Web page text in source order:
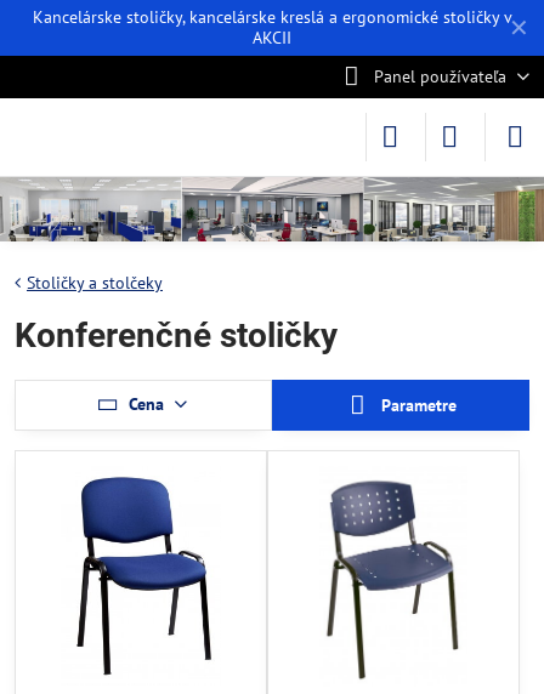
✕
Kancelárske stoličky, kancelárske kreslá a ergonomické stoličky v
AKCII
Panel používateľa
Stoličky a stolčeky
Konferenčné stoličky
Cena Parametre